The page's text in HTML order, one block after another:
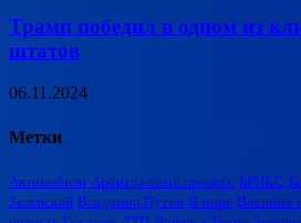
Трамп победил в одном из
штатов
06.11.2024
Метки
Автомобили Арбитражный процесс БРИКС
Зеленский Владимир Путин В мире Военные